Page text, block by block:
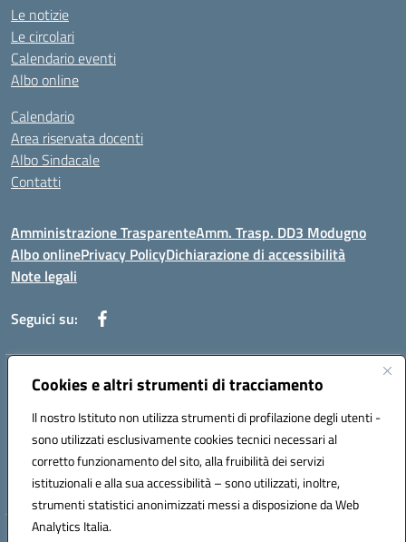
Cookies e altri strumenti di tracciamento
Il nostro Istituto non utilizza strumenti di profilazione degli utenti -
sono utilizzati esclusivamente cookies tecnici necessari al
corretto funzionamento del sito, alla fruibilità dei servizi
istituzionali e alla sua accessibilità – sono utilizzati, inoltre,
strumenti statistici anonimizzati messi a disposizione da Web
Analytics Italia.
Le notizie
Le circolari
Calendario eventi
Albo online
Calendario
Area riservata docenti
Albo Sindacale
Contatti
Amministrazione TrasparenteAmm. Trasp. DD3 Modugno
Albo onlinePrivacy PolicyDichiarazione di accessibilità
Note legali
Seguici su:
Indirizzo:Via Magna Grecia, 1 - 70026 Modugno (Bari)
Posta elettronica certificata (PEC):baic8ap005@pec.istruzione.it
Codice fiscale: 93548950729
Codice meccanografico: BAIC8AP005